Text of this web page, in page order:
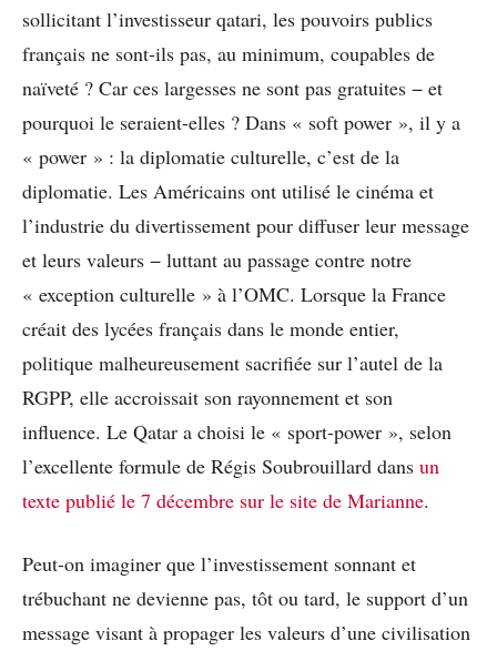
sollicitant l’investisseur qatari, les pouvoirs publics
français ne sont-ils pas, au minimum, coupables de
naïveté ? Car ces largesses ne sont pas gratuites − et
pourquoi le seraient-elles ? Dans « soft power », il y a
« power » : la diplomatie culturelle, c’est de la
diplomatie. Les Américains ont utilisé le cinéma et
l’industrie du divertissement pour diffuser leur message
et leurs valeurs − luttant au passage contre notre
« exception culturelle » à l’OMC. Lorsque la France
créait des lycées français dans le monde entier,
politique malheureusement sacrifiée sur l’autel de la
RGPP, elle accroissait son rayonnement et son
influence. Le Qatar a choisi le « sport-power », selon
l’excellente formule de Régis Soubrouillard dans un
texte publié le 7 décembre sur le site de Marianne.
Peut-on imaginer que l’investissement sonnant et
trébuchant ne devienne pas, tôt ou tard, le support d’un
message visant à propager les valeurs d’une civilisation